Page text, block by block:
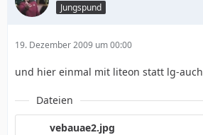
Jungspund
19. Dezember 2009 um 00:00
und hier einmal mit liteon statt lg-auch
Dateien
vebauae2.jpg